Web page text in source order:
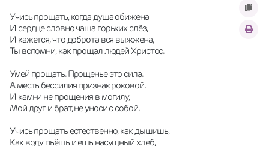
Учись прощать, когда душа обижена
И сердце словно чаша горьких слёз,
И кажется, что доброта вся выжжена,
Ты вспомни, как прощал людей Христос.
Умей прощать. Прощенье это сила.
А месть бессилия признак роковой.
И камни не прощения в могилу,
Мой друг и брат, не уноси с собой.
Учись прощать естественно, как дышишь,
Как воду пьёшь и ешь насущный хлеб,